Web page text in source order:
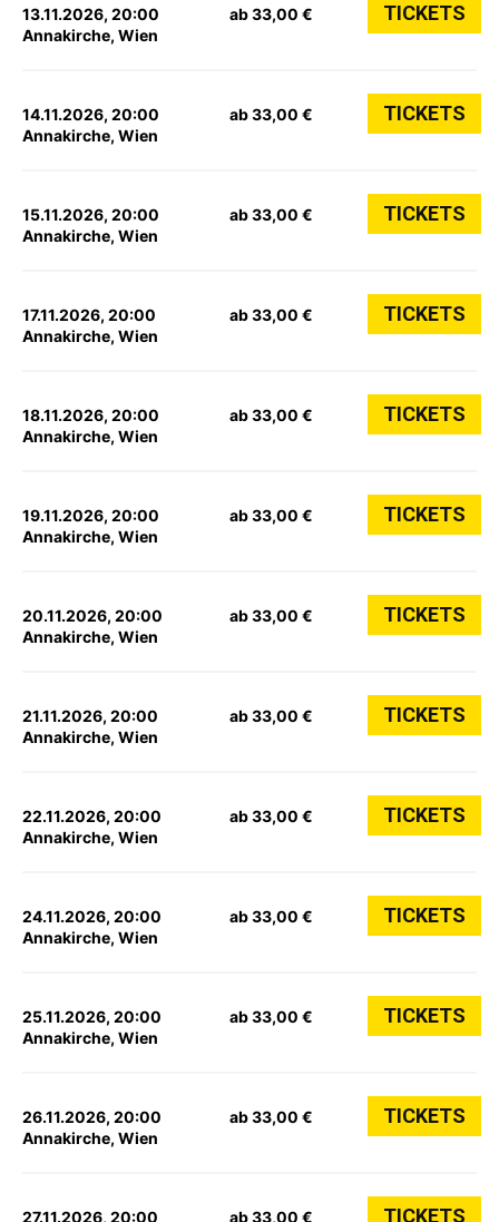
13.11.2026, 20:00
Annakirche, Wien
ab 33,00 € TICKETS
14.11.2026, 20:00
Annakirche, Wien
ab 33,00 € TICKETS
15.11.2026, 20:00
Annakirche, Wien
ab 33,00 € TICKETS
17.11.2026, 20:00
Annakirche, Wien
ab 33,00 € TICKETS
18.11.2026, 20:00
Annakirche, Wien
ab 33,00 € TICKETS
19.11.2026, 20:00
Annakirche, Wien
ab 33,00 € TICKETS
20.11.2026, 20:00
Annakirche, Wien
ab 33,00 € TICKETS
21.11.2026, 20:00
Annakirche, Wien
ab 33,00 € TICKETS
22.11.2026, 20:00
Annakirche, Wien
ab 33,00 € TICKETS
24.11.2026, 20:00
Annakirche, Wien
ab 33,00 € TICKETS
25.11.2026, 20:00
Annakirche, Wien
ab 33,00 € TICKETS
26.11.2026, 20:00
Annakirche, Wien
ab 33,00 € TICKETS
27.11.2026, 20:00
ab 33,00 € TICKETS